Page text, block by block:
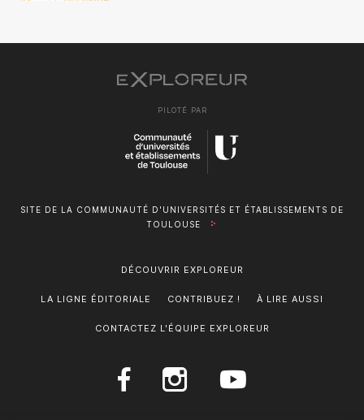
PILOTÉ PAR
SITE DE LA COMMUNAUTÉ D'UNIVERSITÉS ET ÉTABLISSEMENTS DE
TOULOUSE
DÉCOUVRIR EXPLOREUR
LA LIGNE ÉDITORIALE CONTRIBUEZ ! À LIRE AUSSI
CONTACTEZ L'ÉQUIPE EXPLOREUR